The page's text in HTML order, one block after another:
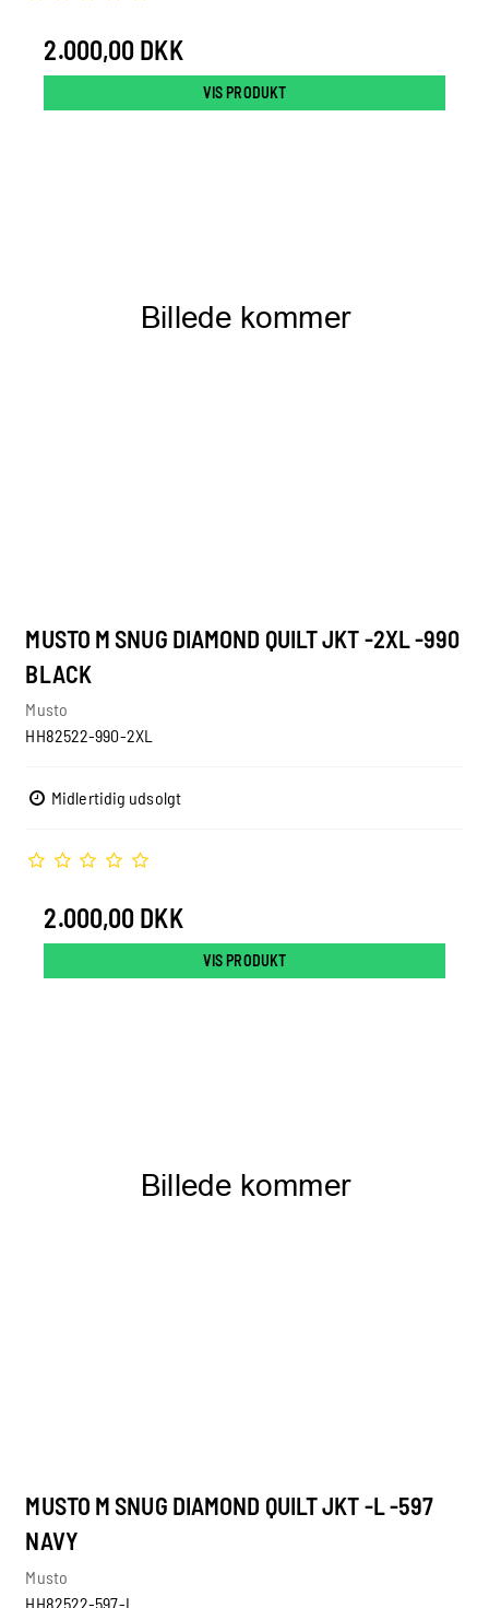
2.000,00 DKK
VIS PRODUKT
MUSTO M SNUG DIAMOND QUILT JKT -2XL -990
BLACK
Musto
HH82522-990-2XL
Midlertidig udsolgt
2.000,00 DKK
VIS PRODUKT
MUSTO M SNUG DIAMOND QUILT JKT -L -597
NAVY
Musto
HH82522-597-L